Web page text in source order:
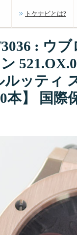
トケナビとは?
: ウ
ルッティ
本】 国際